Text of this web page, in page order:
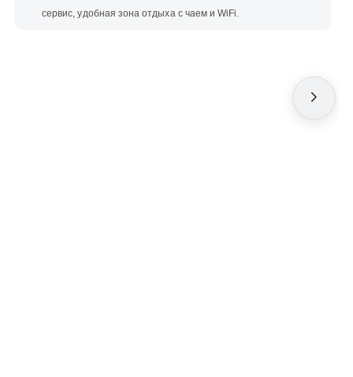
сервис, удобная зона отдыха с чаем и WiFi.